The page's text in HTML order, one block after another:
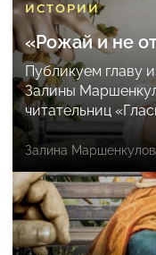
ИСТОРИИ
«Рожай и не
Публикуем главу
Залины
читательниц
Залина